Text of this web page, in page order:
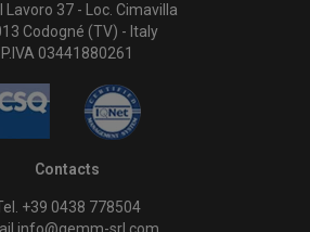
Lavoro 37 - Loc. Cimavilla
Codogné (TV) - Italy
P.IVA 03441880261
Contacts
+39 0438 778504